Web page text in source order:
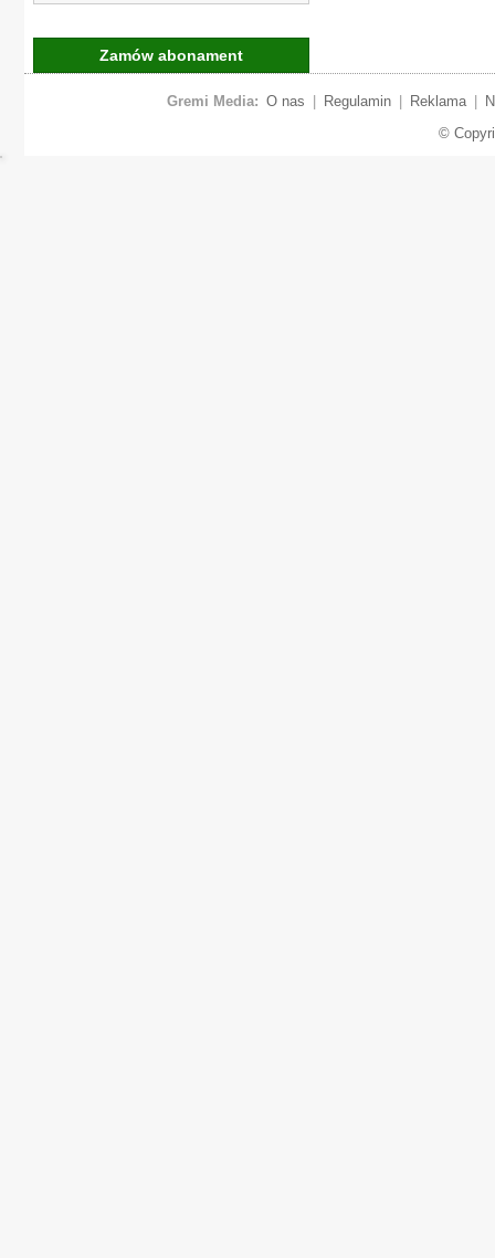
Zamów abonament
Gremi Media: O nas Regulamin Reklama
©